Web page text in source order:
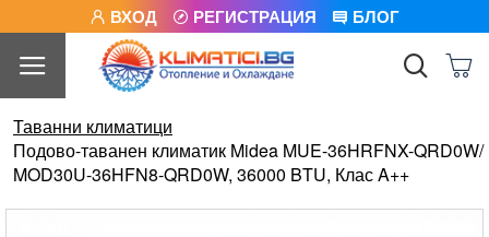
ВХОД РЕГИСТРАЦИЯ БЛОГ
Таванни климатици
Подово-таванен климатик Midea MUE-36HRFNX-QRD0W/
MOD30U-36HFN8-QRD0W, 36000 BTU, Клас A++